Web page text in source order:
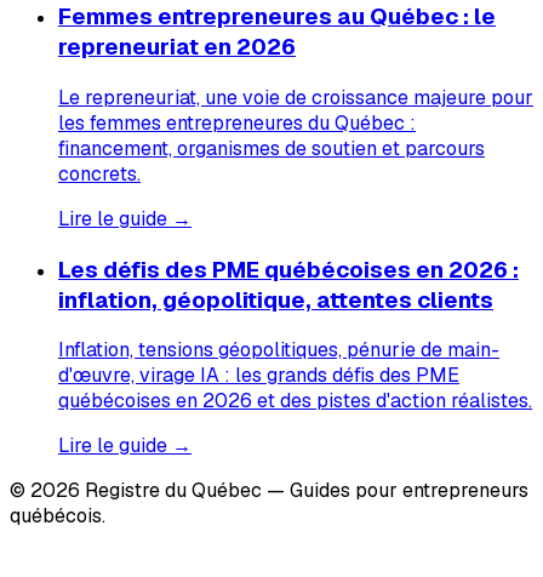
Femmes entrepreneures au Québec : le
repreneuriat en 2026
Le repreneuriat, une voie de croissance majeure pour
les femmes entrepreneures du Québec :
financement, organismes de soutien et parcours
concrets.
Lire le guide →
Les défis des PME québécoises en 2026 :
inflation, géopolitique, attentes clients
Inflation, tensions géopolitiques, pénurie de main-
d'œuvre, virage IA : les grands défis des PME
québécoises en 2026 et des pistes d'action réalistes.
Lire le guide →
© 2026 Registre du Québec — Guides pour entrepreneurs
québécois.